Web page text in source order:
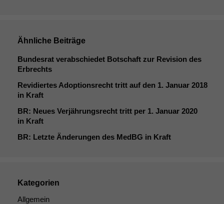
Ähnliche Beiträge
Bundesrat verabschiedet Botschaft zur Revision des
Erbrechts
Revidiertes Adoptionsrecht tritt auf den 1. Januar 2018
in Kraft
BR: Neues Verjährungsrecht tritt per 1. Januar 2020
in Kraft
BR: Letzte Änderungen des MedBG in Kraft
Kategorien
Allgemein